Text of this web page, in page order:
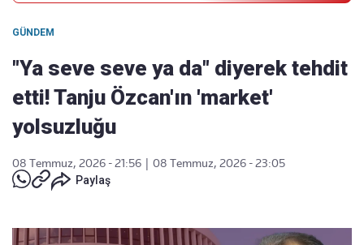
GÜNDEM
"Ya seve seve ya da" diyerek tehdit
etti! Tanju Özcan'ın 'market'
yolsuzluğu
08 Temmuz, 2026 - 21:56
08 Temmuz, 2026 - 23:05
Paylaş